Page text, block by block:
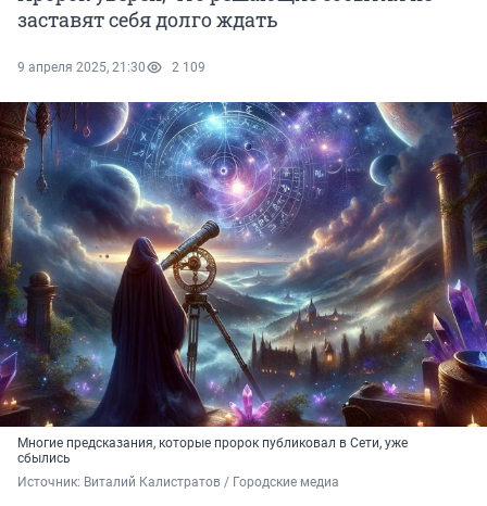
заставят себя долго ждать
9 апреля 2025, 21:30 2 109
Многие предсказания, которые пророк публиковал в Сети, уже
сбылись
Источник: Виталий Калистратов / Городские медиа